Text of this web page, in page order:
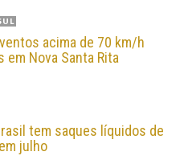
acima de 70 km/h
em Nova Santa Rita
tem saques líquidos de
julho